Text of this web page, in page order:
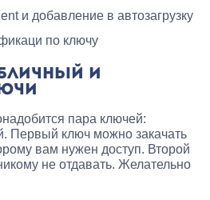
и добавление в автозагрузку
по ключу
И
пара ключей:
Первый ключ можно закачать
вам нужен доступ. Второй
не отдавать. Желательно